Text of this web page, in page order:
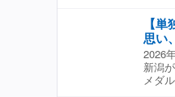
井亜
の曲
曲調
を取
てい
【
思い
2026
新潟
メダ